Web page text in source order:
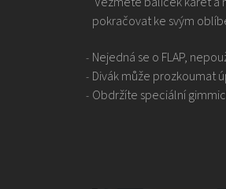
pokračovat ke svým
Nejedná se o FLAP,
Divák může prozkoumat
Obdržíte speciální